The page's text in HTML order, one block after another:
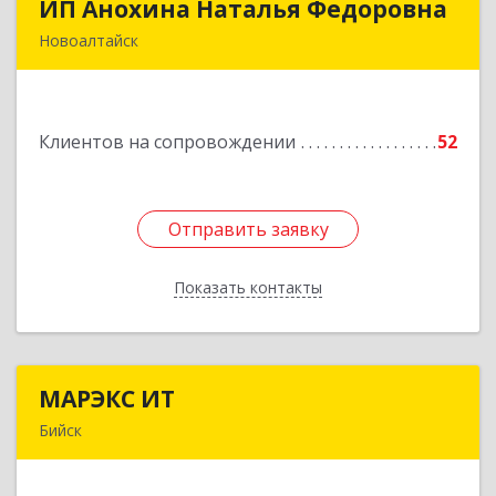
ИП Анохина Наталья Федоровна
Новоалтайск
Клиентов на сопровождении 52
Отправить заявку
Показать контакты
ИП Анохина Наталья Федоровна
Подробнее
Отправить заявку
Назад
МАРЭКС ИТ
Бийск